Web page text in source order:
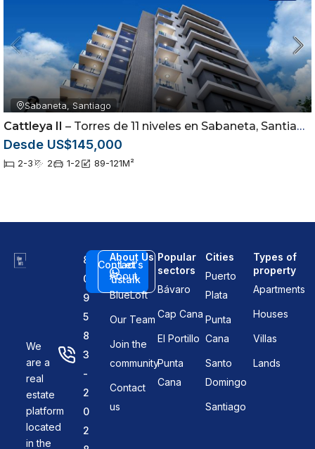
Sabaneta, Santiago
Cattleya II – Torres de 11 niveles en Sabaneta, Santiago
Desde US$145,000
2-3 2 1-2 89-121M²
We
are a
real
estate
platform
located
in the
8
0
9
5
8
3
-
2
0
2
Contact
us
Let's
talk
About Us
About
BlueLoft
Our Team
Join the
community
Contact
us
Popular
sectors
Bávaro
Cap Cana
El Portillo
Punta
Cana
Cities
Puerto
Plata
Punta
Cana
Santo
Domingo
Santiago
Types of
property
Apartments
Houses
Villas
Lands